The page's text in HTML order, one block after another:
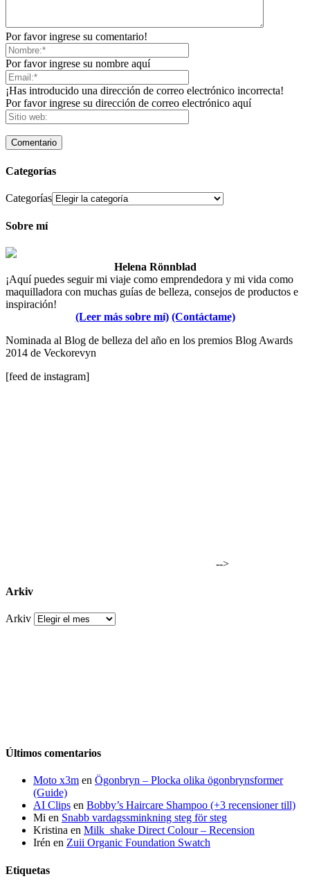
Por favor ingrese su comentario!
Por favor ingrese su nombre aquí
¡Has introducido una dirección de correo electrónico incorrecta!
Por favor ingrese su dirección de correo electrónico aquí
Categorías
Categorías
Sobre mí
Helena Rönnblad
¡Aquí puedes seguir mi viaje como emprendedora y mi vida como
maquilladora con muchas guías de belleza, consejos de productos e
inspiración!
(Leer más sobre mí) (Contáctame)
Nominada al Blog de belleza del año en los premios Blog Awards
2014 de Veckorevyn
[feed de instagram]
-->
Arkiv
Arkiv
Últimos comentarios
Moto x3m en Ögonbryn – Plocka olika ögonbrynsformer
(Guide)
AI Clips en Bobby’s Haircare Shampoo (+3 recensioner till)
Mi en Snabb vardagssminkning steg för steg
Kristina en Milk_shake Direct Colour – Recension
Irén en Zuii Organic Foundation Swatch
Etiquetas